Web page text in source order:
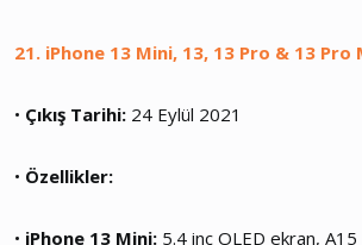
21. iPhone 13 Mini, 13, 13 Pro & 13 Pro
• Çıkış Tarihi: 24 Eylül 2021
• Özellikler:
• iPhone 13 Mini: 5.4 inç OLED ekran,